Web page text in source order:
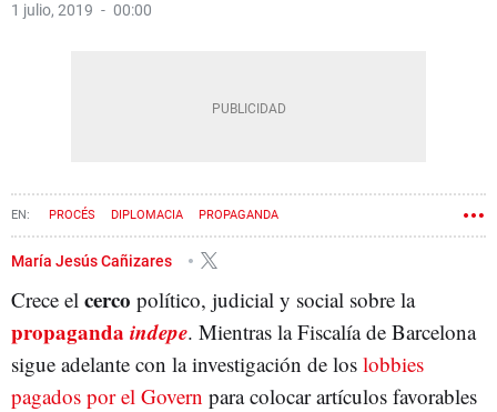
1 julio, 2019 00:00
PROCÉS DIPLOMACIA PROPAGANDA
María Jesús Cañizares
Crece el cerco político, judicial y social sobre la
propaganda indepe. Mientras la Fiscalía de Barcelona
sigue adelante con la investigación de los lobbies
pagados por el Govern para colocar artículos favorables